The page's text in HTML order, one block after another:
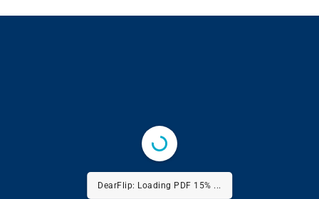
DearFlip: Loading PDF 29% ...